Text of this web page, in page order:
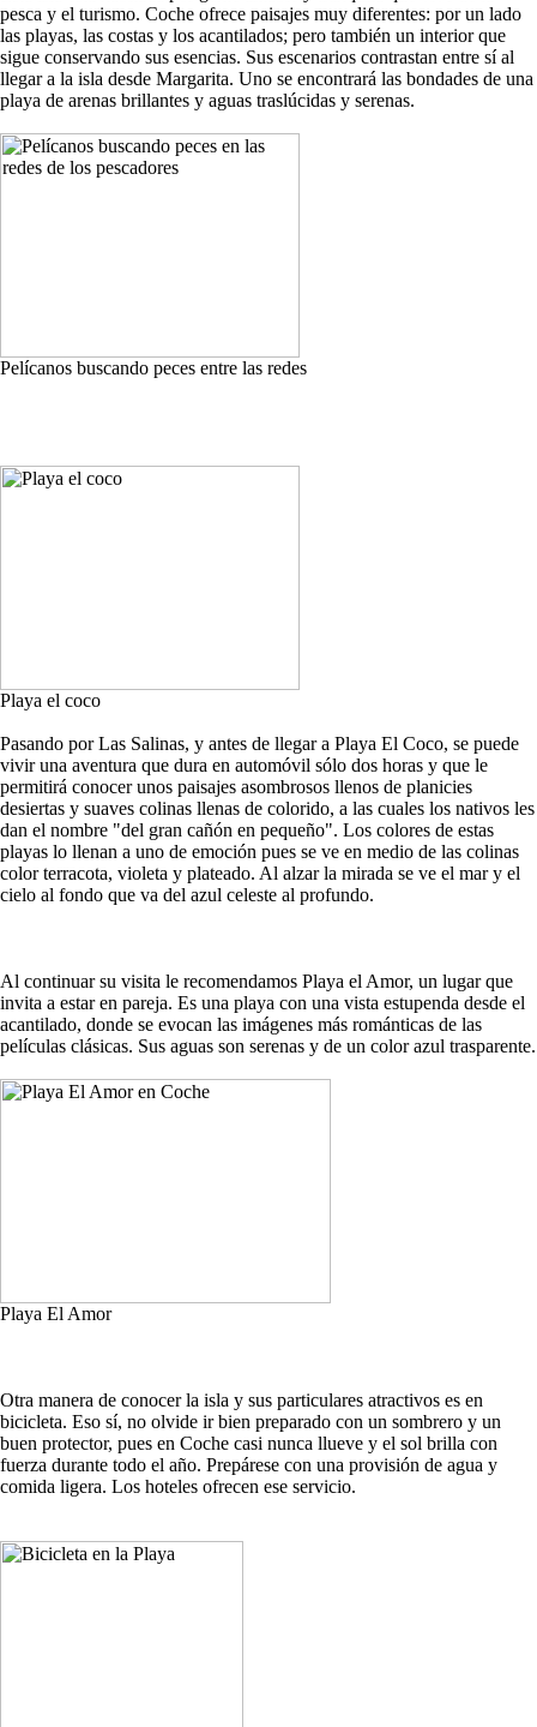
pesca y el turismo. Coche ofrece paisajes muy diferentes: por un lado
las playas, las costas y los acantilados; pero también un interior que
sigue conservando sus esencias. Sus escenarios contrastan entre sí al
llegar a la isla desde Margarita. Uno se encontrará las bondades de una
playa de arenas brillantes y aguas traslúcidas y serenas.
Pelícanos buscando peces entre las redes
Playa el coco
Pasando por Las Salinas, y antes de llegar a Playa El Coco, se puede
vivir una aventura que dura en automóvil sólo dos horas y que le
permitirá conocer unos paisajes asombrosos llenos de planicies
desiertas y suaves colinas llenas de colorido, a las cuales los nativos les
dan el nombre "del gran cañón en pequeño". Los colores de estas
playas lo llenan a uno de emoción pues se ve en medio de las colinas
color terracota, violeta y plateado. Al alzar la mirada se ve el mar y el
cielo al fondo que va del azul celeste al profundo.
Al continuar su visita le recomendamos Playa el Amor, un lugar que
invita a estar en pareja. Es una playa con una vista estupenda desde el
acantilado, donde se evocan las imágenes más románticas de las
películas clásicas. Sus aguas son serenas y de un color azul trasparente.
Playa El Amor
Otra manera de conocer la isla y sus particulares atractivos es en
bicicleta. Eso sí, no olvide ir bien preparado con un sombrero y un
buen protector, pues en Coche casi nunca llueve y el sol brilla con
fuerza durante todo el año. Prepárese con una provisión de agua y
comida ligera. Los hoteles ofrecen ese servicio.